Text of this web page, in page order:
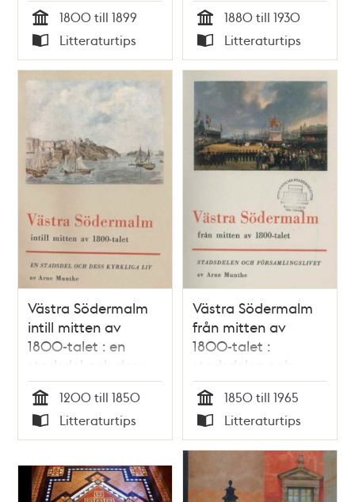
Tid
1800 till 1899
Typ
Litteraturtips Tid
1880 till 1930
Typ
Litteraturtips
Västra Södermalm
intill mitten av
1800-talet : en
stadsdel och dess
kyrkliga liv : historisk
skildring / Arne
Munthe
Tid
1200 till 1850
Typ
Litteraturtips
Västra Södermalm
från mitten av
1800-talet :
stadsdelen och
församlingslivet :
historisk skildring /
Arne Munthe
Tid
1850 till 1965
Typ
Litteraturtips